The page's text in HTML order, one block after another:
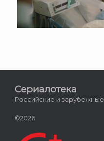
Сериалотека
Российские и
©2026